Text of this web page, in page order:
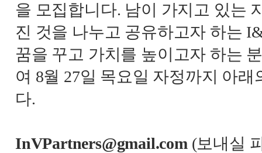
을 모집합니다. 남이 가지고 있는
진 것을 나누고 공유하고자 하는
꿈을 꾸고 가치를 높이고자 하는
여 8월 27일 목요일 자정까지 아래
다.
InVPartners@gmail.com (보내실